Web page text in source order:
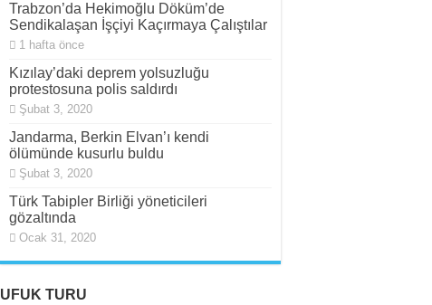
Trabzon’da Hekimoğlu Döküm’de
Sendikalaşan İşçiyi Kaçırmaya Çalıştılar
1 hafta önce
Kızılay’daki deprem yolsuzluğu
protestosuna polis saldırdı
Şubat 3, 2020
Jandarma, Berkin Elvan’ı kendi
ölümünde kusurlu buldu
Şubat 3, 2020
Türk Tabipler Birliği yöneticileri
gözaltında
Ocak 31, 2020
UFUK TURU